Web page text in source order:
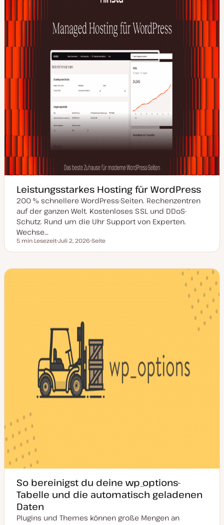
Leistungsstarkes Hosting für WordPress
200 % schnellere WordPress-Seiten. Rechenzentren
auf der ganzen Welt. Kostenloses SSL und DDoS-
Schutz. Rund um die Uhr Support von Experten.
Wechse…
Lesezeit
5 min Lesezeit
a
u
i
t
Juli 2, 2026
o
t
Seite
So bereinigst du deine wp_options-
Tabelle und die automatisch geladenen
Daten
Plugins und Themes können große Mengen an